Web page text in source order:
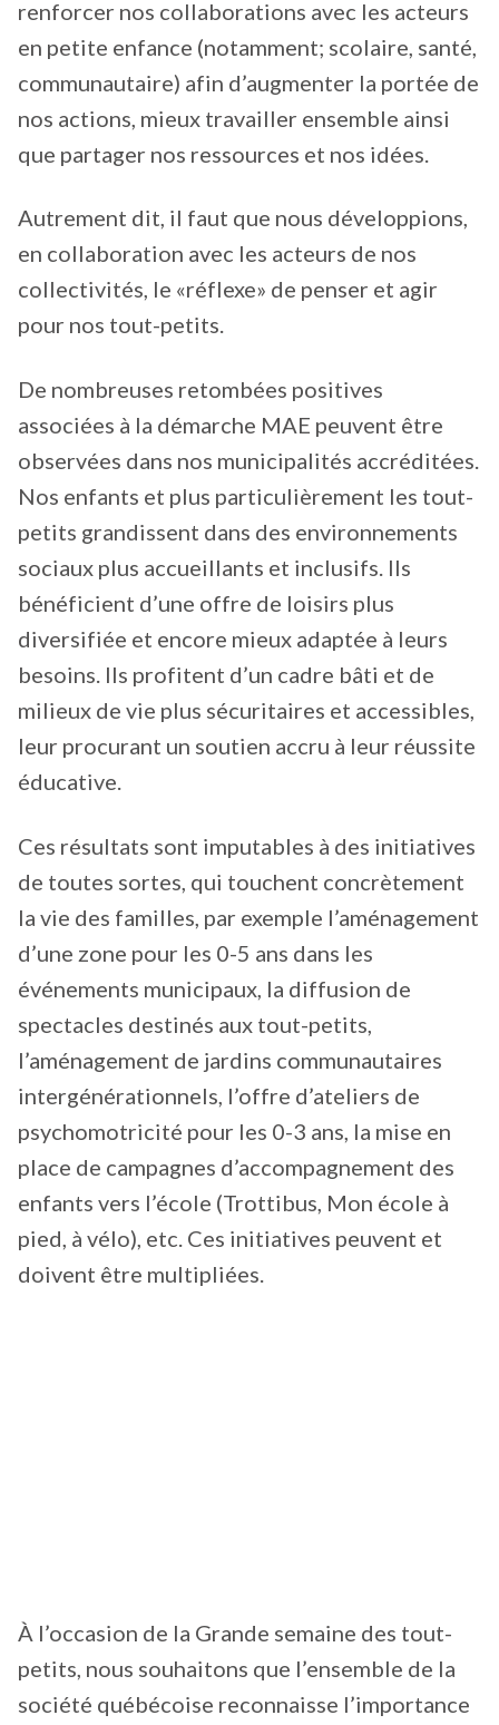
renforcer nos collaborations avec les acteurs
en petite enfance (notamment; scolaire, santé,
communautaire) afin d’augmenter la portée de
nos actions, mieux travailler ensemble ainsi
que partager nos ressources et nos idées.
Autrement dit, il faut que nous développions,
en collaboration avec les acteurs de nos
collectivités, le «réflexe» de penser et agir
pour nos tout-petits.
De nombreuses retombées positives
associées à la démarche MAE peuvent être
observées dans nos municipalités accréditées.
Nos enfants et plus particulièrement les tout-
petits grandissent dans des environnements
sociaux plus accueillants et inclusifs. Ils
bénéficient d’une offre de loisirs plus
diversifiée et encore mieux adaptée à leurs
besoins. Ils profitent d’un cadre bâti et de
milieux de vie plus sécuritaires et accessibles,
leur procurant un soutien accru à leur réussite
éducative.
Ces résultats sont imputables à des initiatives
de toutes sortes, qui touchent concrètement
la vie des familles, par exemple l’aménagement
d’une zone pour les 0-5 ans dans les
événements municipaux, la diffusion de
spectacles destinés aux tout-petits,
l’aménagement de jardins communautaires
intergénérationnels, l’offre d’ateliers de
psychomotricité pour les 0-3 ans, la mise en
place de campagnes d’accompagnement des
enfants vers l’école (Trottibus, Mon école à
pied, à vélo), etc. Ces initiatives peuvent et
doivent être multipliées.
À l’occasion de la Grande semaine des tout-
petits, nous souhaitons que l’ensemble de la
société québécoise reconnaisse l’importance